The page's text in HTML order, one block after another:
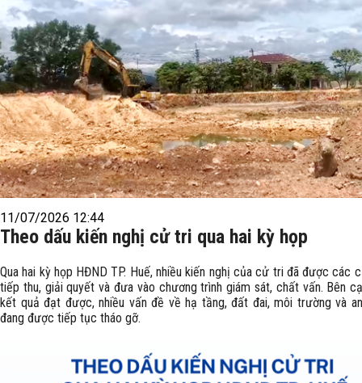
11/07/2026 12:44
Theo dấu kiến nghị cử tri qua hai kỳ họp
Qua hai kỳ họp HĐND TP. Huế, nhiều kiến nghị của cử tri đã được các
tiếp thu, giải quyết và đưa vào chương trình giám sát, chất vấn. Bên
kết quả đạt được, nhiều vấn đề về hạ tầng, đất đai, môi trường và
đang được tiếp tục tháo gỡ.